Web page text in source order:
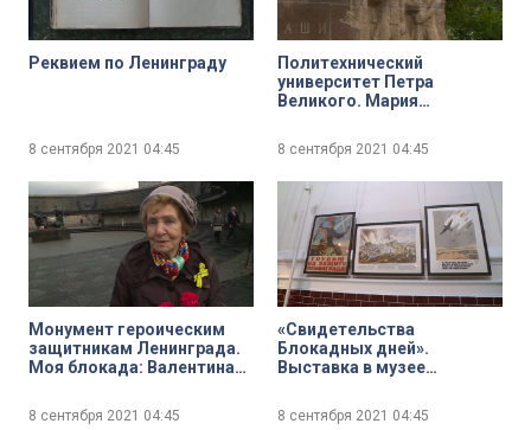
Реквием по Ленинграду
8 сентября 2021 04:45
Политехнический
университет Петра
Великого. Мария
Роман Панов, ведущий
специалист музея истории
воинов-политехников
8 сентября 2021 04:45
Монумент героическим
защитникам Ленинграда.
Моя блокада: Валентина
8 сентября 2021 04:45
«Свидетельства
Блокадных дней».
Выставка в музее
роли «печатного слова» в
годы Великой
8 сентября 2021 04:45